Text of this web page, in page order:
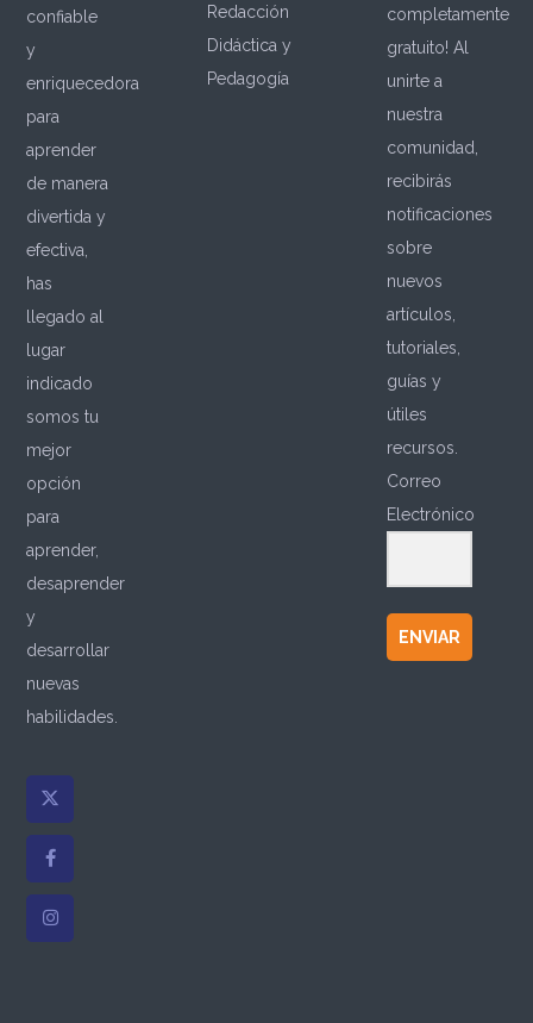
confiable
y
enriquecedora
para
aprender
de manera
divertida y
efectiva,
has
llegado al
lugar
indicado
somos tu
mejor
opción
para
aprender,
desaprender
y
desarrollar
nuevas
habilidades.
Redacción
Didáctica y
Pedagogía
completamente
gratuito! Al
unirte a
nuestra
comunidad,
recibirás
notificaciones
sobre
nuevos
artículos,
tutoriales,
guías y
útiles
recursos.
Correo
Electrónico
ENVIAR